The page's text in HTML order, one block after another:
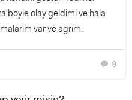
boyle olay geldimi ve hala
var ve agrim.
chat 9